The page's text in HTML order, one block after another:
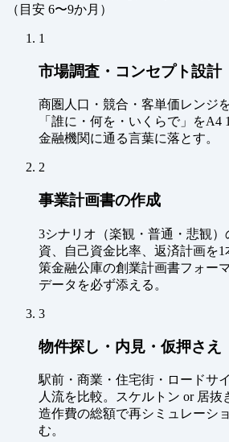
（ 目安 6〜9か月 ）
1
市場調査・コンセプト設計
商圏人口・競合・客単価レンジ
「誰に・何を・いくらで」をA4
金融機関に通る言葉に落とす。
2
事業計画書の作成
3シナリオ（楽観・普通・悲観
資、自己資金比率、返済計画を
策金融公庫の創業計画書フォー
データを必ず添える。
3
物件探し・内見・仮押さえ
駅前・商業・住宅街・ロードサ
人流を比較。スケルトン or 居抜
造作費の総額で再シミュレーシ
む。